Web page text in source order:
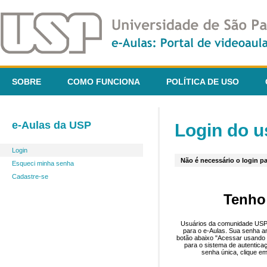
SOBRE COMO FUNCIONA POLÍTICA DE USO
e-Aulas da USP
Login
Esqueci minha senha
Cadastre-se
Login do
Não é necessário o login
Usuários da comunidade
para o e-Aulas. Sua senha
botão abaixo "Acessar
para o sistema de
senha única, clique